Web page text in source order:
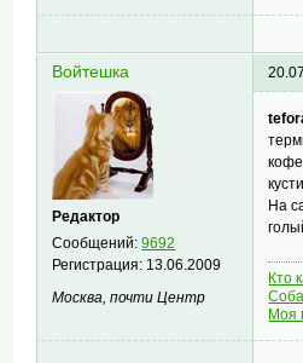
Войтешка
Редактор
Сообщений:9692
Регистрация: 13.06.2009
Москва, почти Центр
На
Кто
Моя